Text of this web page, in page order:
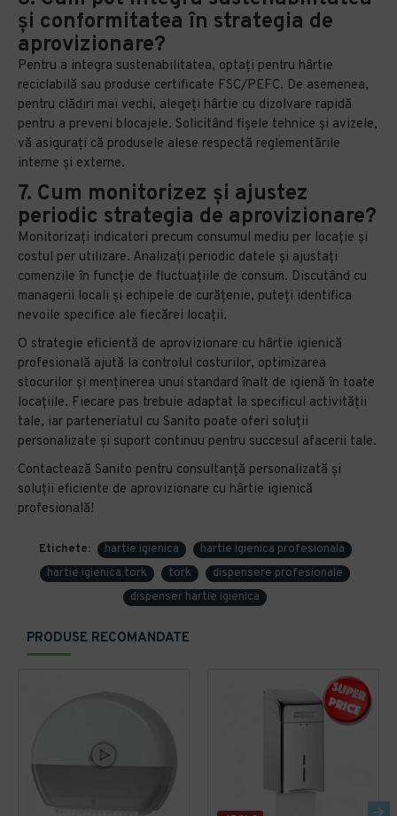
și conformitatea în strategia de
aprovizionare?
Pentru a integra sustenabilitatea, optați pentru hârtie
reciclabilă sau produse certificate FSC/PEFC. De asemenea,
pentru clădiri mai vechi, alegeți hârtie cu dizolvare rapidă
pentru a preveni blocajele. Solicitând fișele tehnice și avizele,
vă asigurați că produsele alese respectă reglementările
interne și externe.
7. Cum monitorizez și ajustez
periodic strategia de aprovizionare?
Monitorizați indicatori precum consumul mediu per locație și
costul per utilizare. Analizați periodic datele și ajustați
comenzile în funcție de fluctuațiile de consum. Discutând cu
managerii locali și echipele de curățenie, puteți identifica
nevoile specifice ale fiecărei locații.
O strategie eficientă de aprovizionare cu hârtie igienică
profesională ajută la controlul costurilor, optimizarea
stocurilor și menținerea unui standard înalt de igienă în toate
locațiile. Fiecare pas trebuie adaptat la specificul activității
tale, iar parteneriatul cu Sanito poate oferi soluții
personalizate și suport continuu pentru succesul afacerii tale.
Contactează Sanito pentru consultanță personalizată și
soluții eficiente de aprovizionare cu hârtie igienică
profesională!
Etichete: hartie igienica
hartie igienica profesionala
hartie igienica tork
tork
dispensere profesionale
dispenser hartie igienica
PRODUSE RECOMANDATE